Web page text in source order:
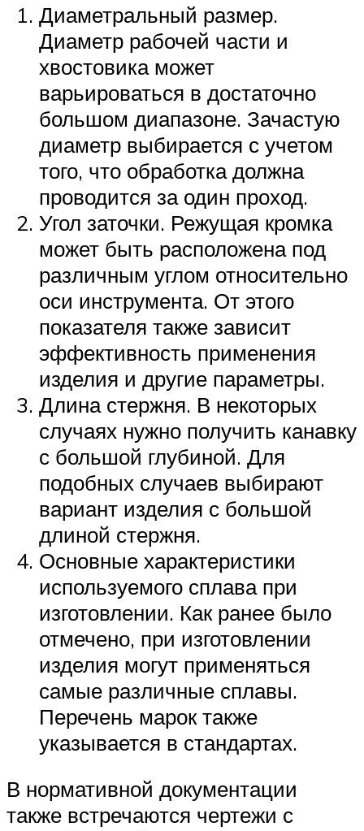
Диаметральный размер.
Диаметр рабочей части и
хвостовика может
варьироваться в достаточно
большом диапазоне. Зачастую
диаметр выбирается с учетом
того, что обработка должна
проводится за один проход.
Угол заточки. Режущая кромка
может быть расположена под
различным углом относительно
оси инструмента. От этого
показателя также зависит
эффективность применения
изделия и другие параметры.
Длина стержня. В некоторых
случаях нужно получить канавку
с большой глубиной. Для
подобных случаев выбирают
вариант изделия с большой
длиной стержня.
Основные характеристики
используемого сплава при
изготовлении. Как ранее было
отмечено, при изготовлении
изделия могут применяться
самые различные сплавы.
Перечень марок также
указывается в стандартах.
В нормативной документации
также встречаются чертежи с